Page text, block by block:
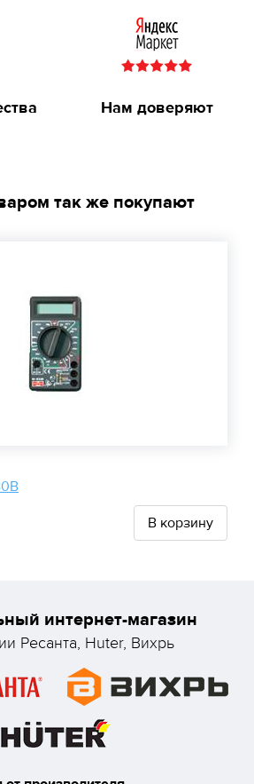
Нам доверяют
так же покупают
В корзину
интернет-магазин
Ресанта, Huter, Вихрь